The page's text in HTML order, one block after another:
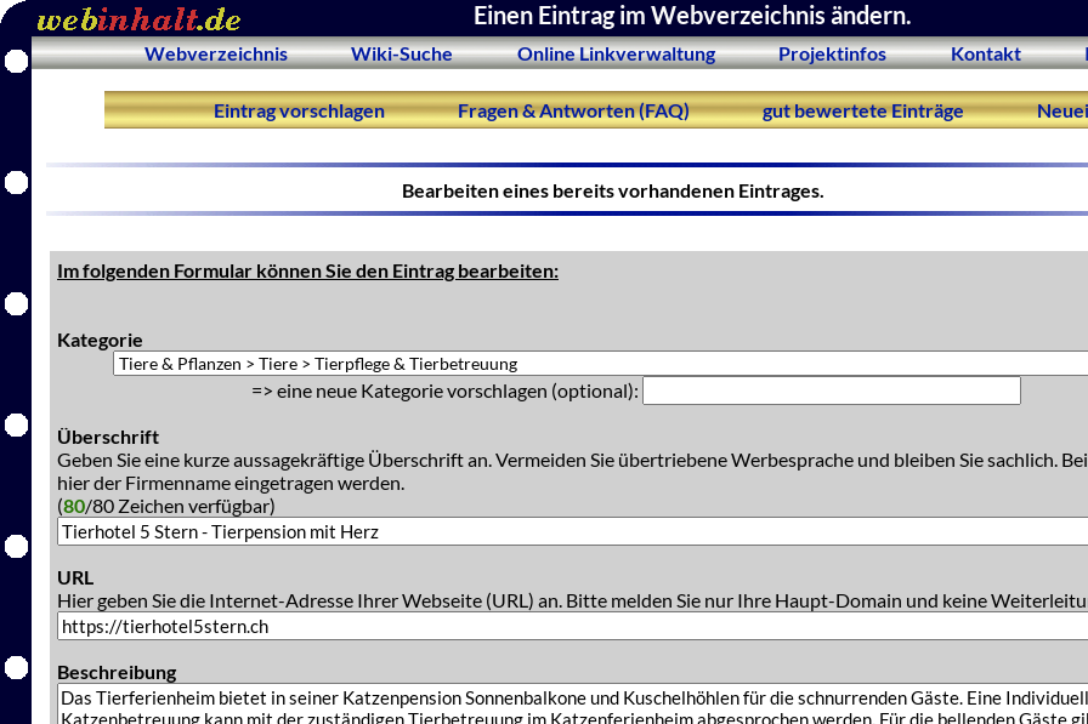
Einen Eintrag im Webverzeichnis ändern.
Webverzeichnis Wiki-Suche Online Linkverwaltung Projektinfos Kontakt
Eintrag vorschlagen Fragen & Antworten (FAQ) gut bewertete Einträge
Bearbeiten eines bereits vorhandenen Eintrages.
Im folgenden Formular können Sie den Eintrag bearbeiten:
Kategorie
=> eine neue Kategorie vorschlagen (optional):
Überschrift
Geben Sie eine kurze aussagekräftige Überschrift an. Vermeiden Sie übertriebene Werbesprache und bleiben Sie sachlich.
hier der Firmenname eingetragen werden.
(80/80 Zeichen verfügbar)
URL
Hier geben Sie die Internet-Adresse Ihrer Webseite (URL) an. Bitte melden Sie nur Ihre Haupt-Domain und keine
Beschreibung